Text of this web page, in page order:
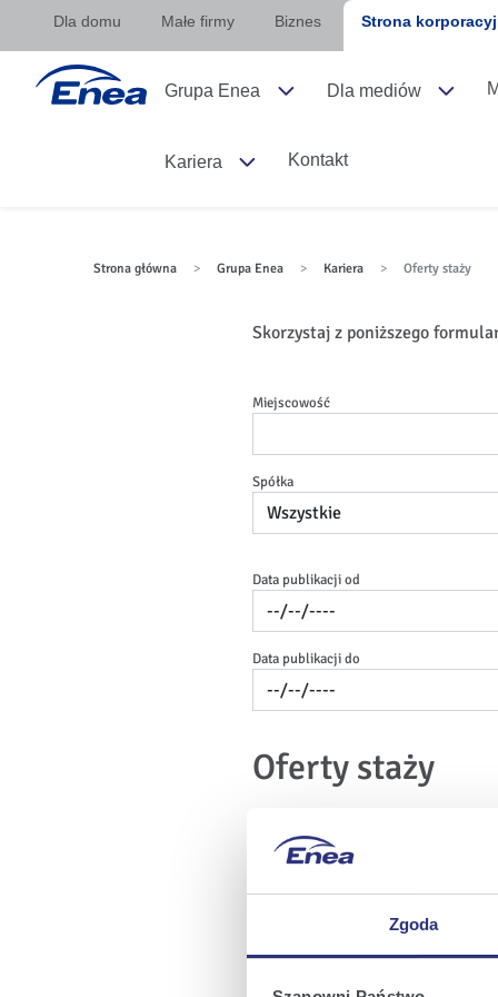
Zgoda
Dla domu Małe firmy Biznes Strona
Grupa Enea Dla mediów
Kariera Kontakt
Strona główna > Grupa Enea > Kariera > Oferty staży
Skorzystaj z poniższego
Miejscowość
Spółka
Data publikacji od
Data publikacji do
Oferty staży
Płatny staż w